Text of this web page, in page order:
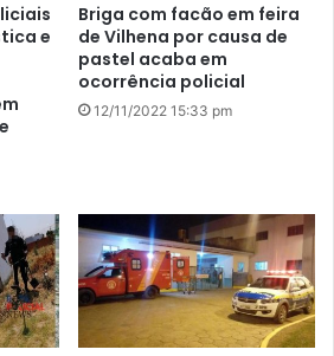
e
Briga com facão em feira
de Vilhena por causa de
pastel acaba em
ocorrência policial
12/11/2022 15:33 pm